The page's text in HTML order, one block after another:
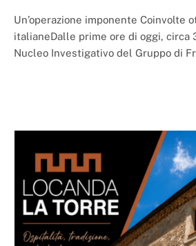
Un’operazione imponente Coinvolte
italianeDalle prime ore di oggi, circa
Nucleo Investigativo del Gruppo di